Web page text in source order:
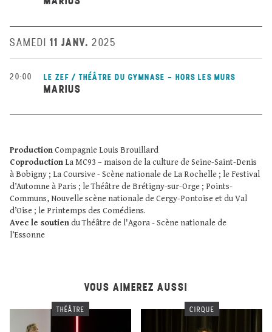
SAMEDI 11 JANV. 2025
20:00 LE ZEF / THÉÂTRE DU GYMNASE - HORS LES MURS
MARIUS
ProductionCompagnie Louis Brouillard
Coproduction La MC93 – maison de la culture de Seine-Saint-Denis
à Bobigny ; La Coursive - Scène nationale de La Rochelle ; le Festival
d’Automne à Paris ; le Théâtre de Brétigny-sur-Orge ; Points-
Communs, Nouvelle scène nationale de Cergy-Pontoise et du Val
d’Oise ; le Printemps des Comédiens.
Avec le soutiendu Théâtre de l'Agora - Scène nationale de
l’Essonne
VOUS AIMEREZ AUSSI
THÉÂTRE CIRQUE